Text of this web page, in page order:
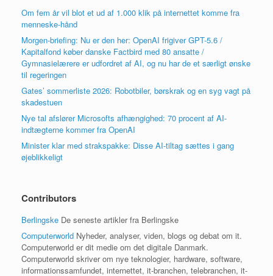
Om fem år vil blot et ud af 1.000 klik på internettet komme fra
menneske-hånd
Morgen-briefing: Nu er den her: OpenAI frigiver GPT-5.6 /
Kapitalfond køber danske Factbird med 80 ansatte /
Gymnasielærere er udfordret af AI, og nu har de et særligt ønske
til regeringen
Gates’ sommerliste 2026: Robotbiler, børskrak og en syg vagt på
skadestuen
Nye tal afslører Microsofts afhængighed: 70 procent af AI-
indtægterne kommer fra OpenAI
Minister klar med strakspakke: Disse AI-tiltag sættes i gang
øjeblikkeligt
Contributors
Berlingske De seneste artikler fra Berlingske
Computerworld Nyheder, analyser, viden, blogs og debat om it.
Computerworld er dit medie om det digitale Danmark.
Computerworld skriver om nye teknologier, hardware, software,
informationssamfundet, internettet, it-branchen, telebranchen, it-